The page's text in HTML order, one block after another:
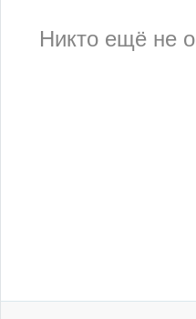
Никто ещё не